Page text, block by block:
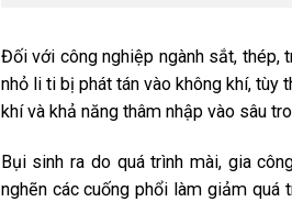
Đối với công nghiệp ngành sắt, thép,
nhỏ li ti bị phát tán vào không khí, tùy
khí và khả năng thâm nhập vào sâu
Bụi sinh ra do quá trình mài, gia
nghẽn các cuống phổi làm giảm quá